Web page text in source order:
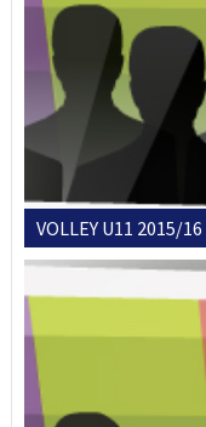
VOLLEY U11 2015/16